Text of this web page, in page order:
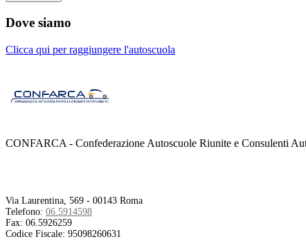
Dove siamo
Clicca qui per raggiungere l'autoscuola
CONFARCA - Confederazione Autoscuole Riunite e Consulenti
Via Laurentina, 569 - 00143 Roma
Telefono: 06.5914598
Fax: 06.5926259
Codice Fiscale: 95098260631